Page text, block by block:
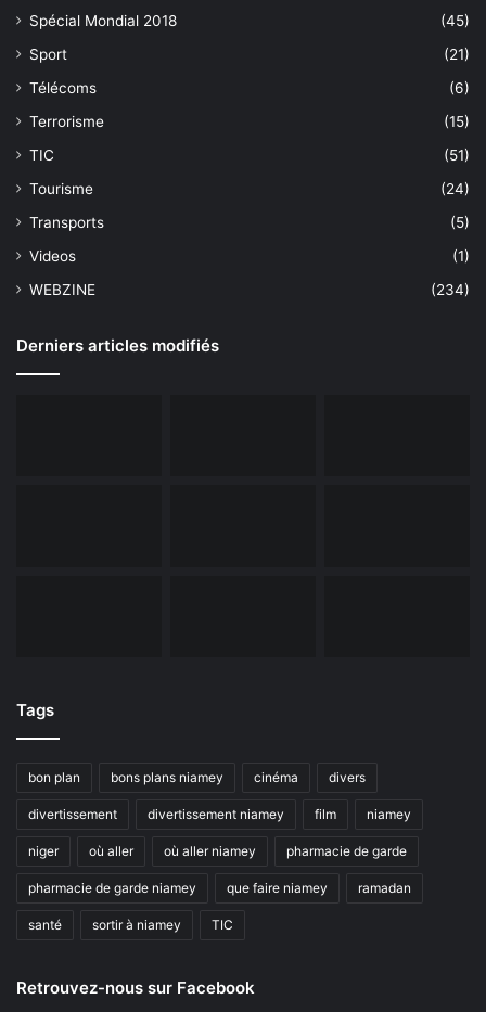
Spécial Mondial 2018
(45)
Sport
(21)
Télécoms
(6)
Terrorisme
(15)
TIC
(51)
Tourisme
(24)
Transports
(5)
Videos
(1)
WEBZINE
(234)
Derniers articles modifiés
Tags
bon plan bons plans niamey cinéma divers
divertissement divertissement niamey film niamey
niger où aller où aller niamey pharmacie de garde
pharmacie de garde niamey que faire niamey ramadan
santé sortir à niamey TIC
Retrouvez-nous sur Facebook